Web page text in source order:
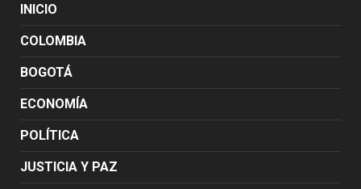
INICIO
COLOMBIA
BOGOTÁ
ECONOMÍA
POLÍTICA
JUSTICIA Y PAZ